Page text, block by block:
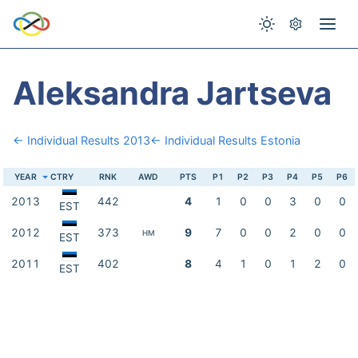
Aleksandra Jartseva
← Individual Results 2013← Individual Results Estonia
YEAR CTRY RNK AWD PTS P1 P2 P3 P4 P5 P6
2013 EST 442 4 1 0 0 3 0 0
2012 EST 373 HM 9 7 0 0 2 0 0
2011 EST 402 8 4 1 0 1 2 0